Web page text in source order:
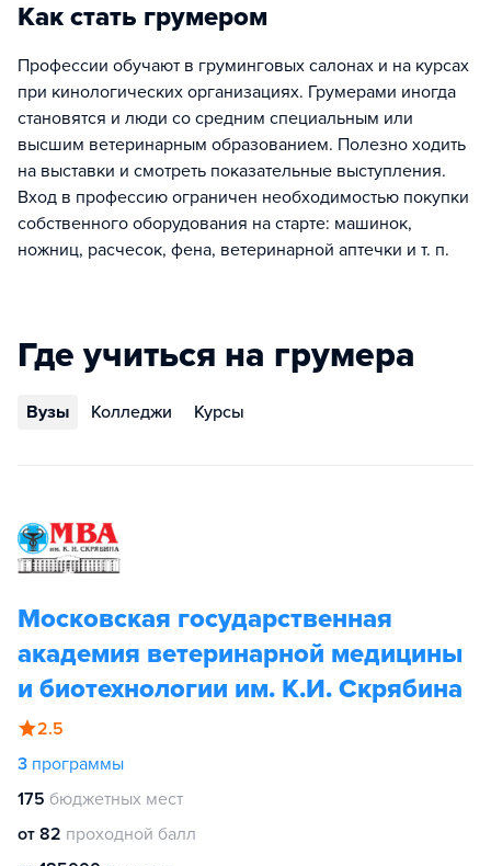
Как стать грумером
Профессии обучают в груминговых салонах и на курсах
при кинологических организациях. Грумерами иногда
становятся и люди со средним специальным или
высшим ветеринарным образованием. Полезно ходить
на выставки и смотреть показательные выступления.
Вход в профессию ограничен необходимостью покупки
собственного оборудования на старте: машинок,
ножниц, расчесок, фена, ветеринарной аптечки и т. п.
Где учиться на грумера
Вузы Колледжи Курсы
Московская государственная
академия ветеринарной медицины
и биотехнологии им. К.И. Скрябина
2.5
3 программы
175 бюджетных мест
от 82 проходной балл